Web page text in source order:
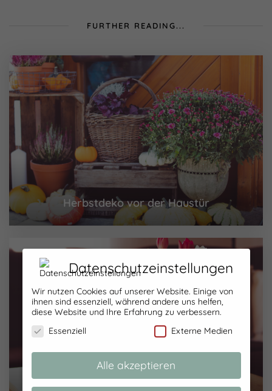
FURTHER READING...
Herbstdeko vor der Haustür
Mein Friday-Flowerday 08/21
Datenschutzeinstellungen
Wir nutzen Cookies auf unserer Website. Einige von
ihnen sind essenziell, während andere uns helfen,
diese Website und Ihre Erfahrung zu verbessern.
Essenziell
Externe Medien
Alle akzeptieren